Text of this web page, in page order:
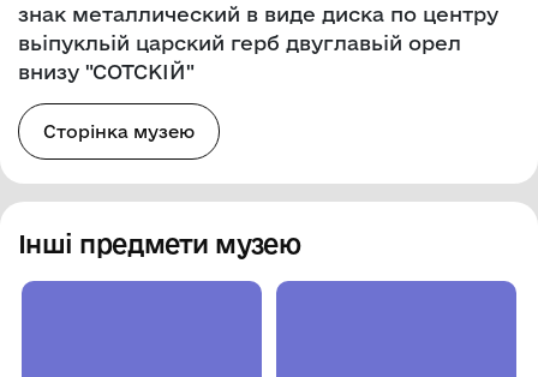
знак металлический в виде диска по центру
вьіпукльій царский герб двуглавьій орел
внизу "СОТСКІЙ"
Сторінка музею
Інші предмети музею